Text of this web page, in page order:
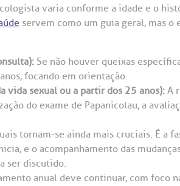
varia conforme a idade e o
servem como um guia geral, mas o
Se não houver queixas
focando em orientação.
vida sexual ou a partir dos 25 anos):A
do exame de Papanicolau, a
tornam-se ainda mais cruciais. É a
e o acompanhamento das
ser discutido.
anual deve continuar, com foco